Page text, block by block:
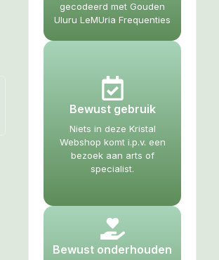
gecodeerd met Gouden
Uluru LeMUria Frequenties
Bewust gebruik
Niets in deze Kristal
Webshop komt i.p.v. een
bezoek aan arts of
specialist.
Bewust onderhouden